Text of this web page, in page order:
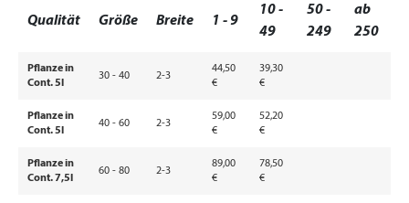
Qualität Größe Breite 1 - 9
10 -
49
50 -
249
ab
250
Pflanze in
Cont. 5l
30 - 40 2-3
44,50
€
39,30
€
Pflanze in
Cont. 5l
40 - 60 2-3
59,00
€
52,20
€
Pflanze in
Cont. 7,5l
60 - 80 2-3
89,00
€
78,50
€